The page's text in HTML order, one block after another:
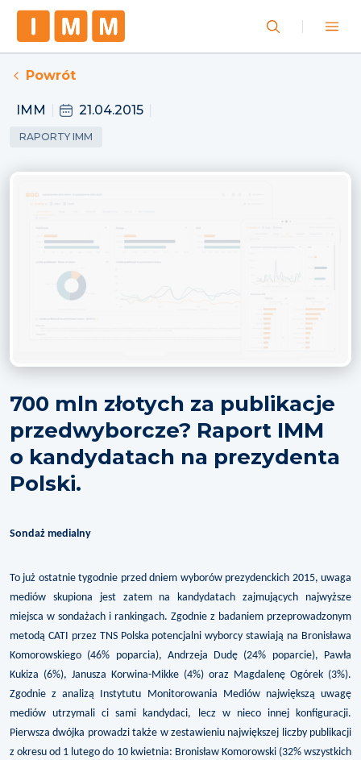
Powrót
IMM 21.04.2015
RAPORTY IMM
700 mln złotych za publikacje
przedwyborcze? Raport IMM
o kandydatach na prezydenta
Polski.
Sondaż medialny
To już ostatnie tygodnie przed dniem wyborów prezydenckich 2015, uwaga
mediów skupiona jest zatem na kandydatach zajmujących najwyższe
miejsca w sondażach i rankingach. Zgodnie z badaniem przeprowadzonym
metodą CATI przez TNS Polska potencjalni wyborcy stawiają na Bronisława
Komorowskiego (46% poparcia), Andrzeja Dudę (24% poparcie), Pawła
Kukiza (6%), Janusza Korwina-Mikke (4%) oraz Magdalenę Ogórek (3%).
Zgodnie z analizą Instytutu Monitorowania Mediów największą uwagę
mediów utrzymali ci sami kandydaci, lecz w nieco innej konfiguracji.
Pierwsza dwójka prowadzi także w zestawieniu największej liczby publikacji
z okresu od 1 lutego do 10 kwietnia: Bronisław Komorowski (32% wszystkich